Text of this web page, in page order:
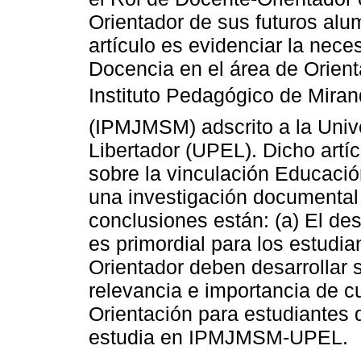
Orientador de sus futuros
artículo es evidenciar la
Docencia en el área de
Instituto Pedagógico de
(IPMJMSM) adscrito a la
Libertador (UPEL). Dicho
sobre la vinculación
una investigación
conclusiones están: (a) El
es primordial para los
Orientador deben desarrollar
relevancia e importancia de
Orientación para estudiantes
estudia en IPMJMSM-UPEL.